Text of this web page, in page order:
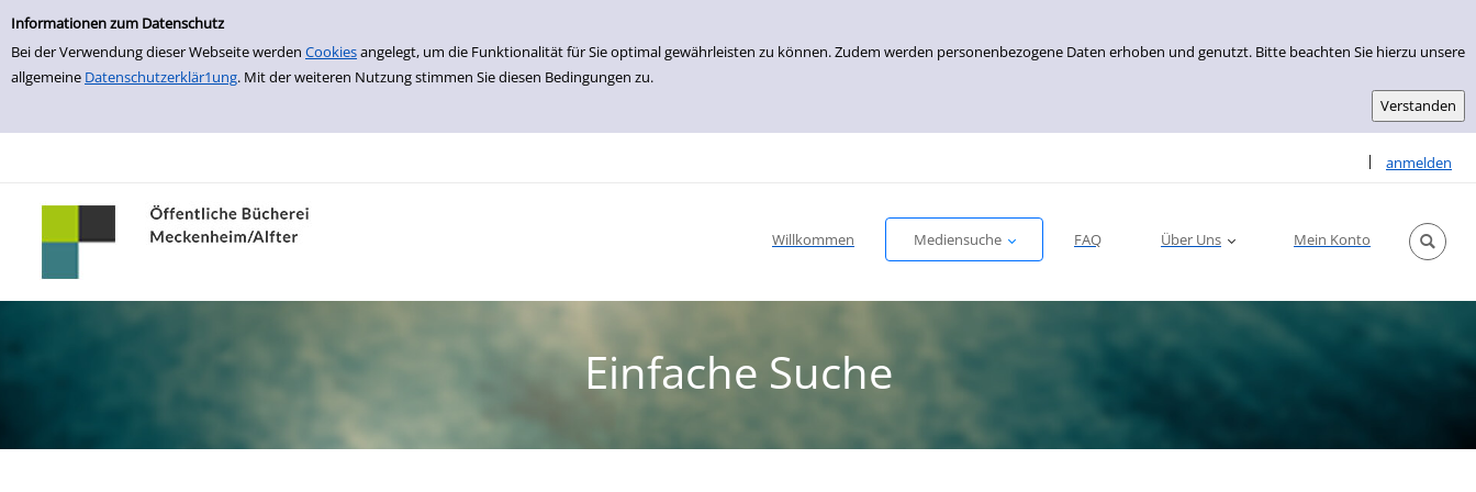
Einfache Suche
Informationen zum Datenschutz
Bei der Verwendung dieser Webseite werden Cookiesangelegt, um die Funktionalität für Sie optimal gewährleisten zu können. Zudem werden personenbezogene Daten erhoben und genutzt. Bitte beachten Sie hierzu unsere
allgemeine Datenschutzerklär1ung. Mit der weiteren Nutzung stimmen Sie diesen Bedingungen zu.
zur Navigation springen
zum Inhalt springen
Zu den Suchfiltern springen
Zur Trefferliste springen
| anmelden
Sprache
Willkommen Mediensuche FAQ Über Uns Mein Konto
Einfache Suche